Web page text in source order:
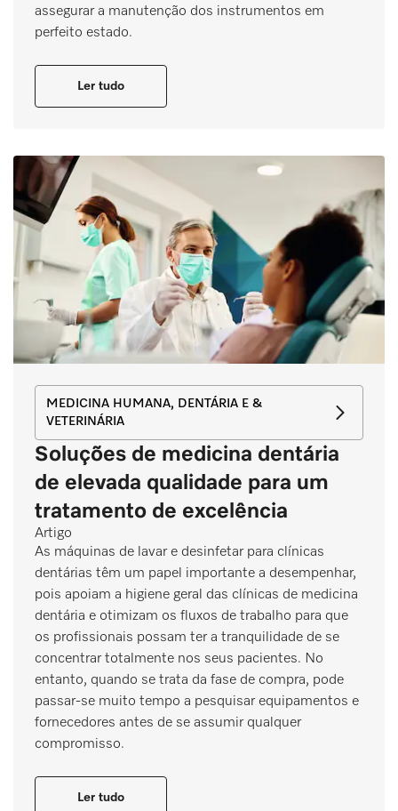
assegurar a manutenção dos instrumentos em
perfeito estado.
Ler tudo
MEDICINA HUMANA, DENTÁRIA E &
VETERINÁRIA
Soluções de medicina dentária
de elevada qualidade para um
tratamento de excelência
Artigo
As máquinas de lavar e desinfetar para clínicas
dentárias têm um papel importante a desempenhar,
pois apoiam a higiene geral das clínicas de medicina
dentária e otimizam os fluxos de trabalho para que
os profissionais possam ter a tranquilidade de se
concentrar totalmente nos seus pacientes. No
entanto, quando se trata da fase de compra, pode
passar-se muito tempo a pesquisar equipamentos e
fornecedores antes de se assumir qualquer
compromisso.
Ler tudo